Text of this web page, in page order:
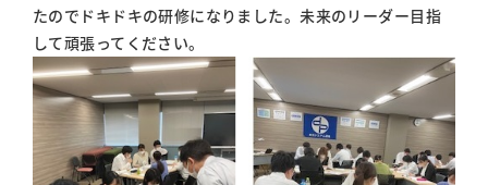
たのでドキドキの研修になりました。未来のリーダー目指
して頑張ってください。